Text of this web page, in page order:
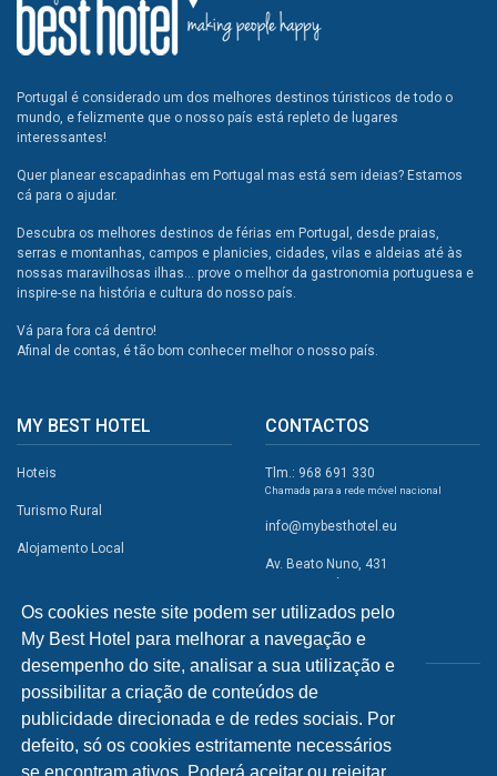
Os cookies neste site podem ser utilizados pelo
My Best Hotel para melhorar a navegação e
desempenho do site, analisar a sua utilização e
possibilitar a criação de conteúdos de
publicidade direcionada e de redes sociais. Por
defeito, só os cookies estritamente necessários
se encontram ativos. Poderá aceitar ou rejeitar
Portugal é considerado um dos melhores destinos túristicos de todo o
mundo, e felizmente que o nosso país está repleto de lugares
interessantes!
Quer planear escapadinhas em Portugal mas está sem ideias? Estamos
cá para o ajudar.
Descubra os melhores destinos de férias em Portugal, desde praias,
serras e montanhas, campos e planicies, cidades, vilas e aldeias até às
nossas maravilhosas ilhas... prove o melhor da gastronomia portuguesa e
inspire-se na história e cultura do nosso país.
Vá para fora cá dentro!
Afinal de contas, é tão bom conhecer melhor o nosso país.
MY BEST HOTEL
Hoteis
Turismo Rural
Alojamento Local
Campismo
Atividades
Restaurantes
A Visitar
CONTACTOS
Tlm.: 968 691 330
Chamada para a rede móvel nacional
info@mybesthotel.eu
Av. Beato Nuno, 431
2495-401 Fátima
REDES SOCIAIS